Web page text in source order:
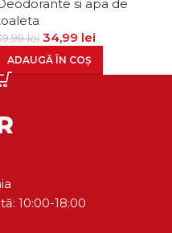
si apa de
lei 34,99 lei
ADAUGĂ ÎN COȘ
10:00-18:00